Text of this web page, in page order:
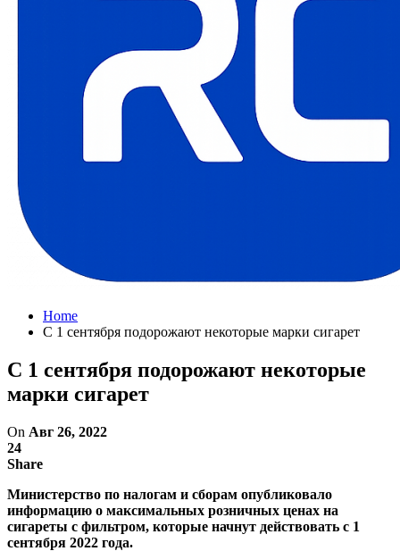
Home
С 1 сентября подорожают некоторые марки сигарет
С 1 сентября подорожают некоторые
марки сигарет
On Авг 26, 2022
24
Share
Министерство по налогам и сборам опубликовало
информацию о максимальных розничных ценах на
сигареты с фильтром, которые начнут действовать с 1
сентября 2022 года.